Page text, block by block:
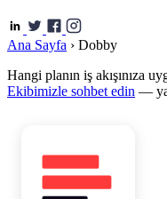
Ana Sayfa › Dobby
Hangi planın iş akışınıza
Ekibimizle sohbet edin —